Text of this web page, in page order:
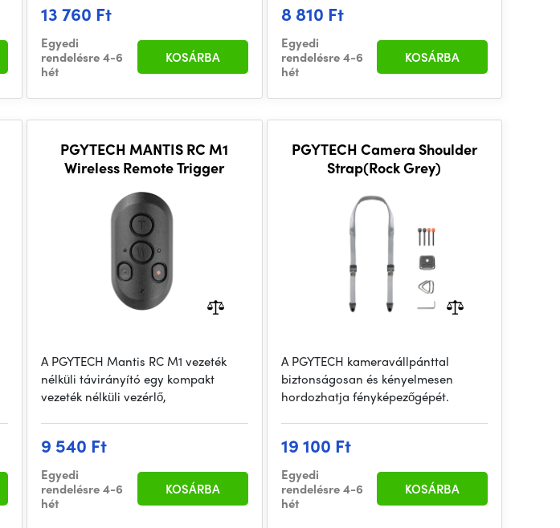
13 760 Ft
Egyedi
rendelésre 4-6
hét
KOSÁRBA
8 810 Ft
Egyedi
rendelésre 4-6
hét
KOSÁRBA
PGYTECH MANTIS RC M1
Wireless Remote Trigger
A PGYTECH Mantis RC M1 vezeték
nélküli távirányító egy kompakt
vezeték nélküli vezérlő,
9 540 Ft
Egyedi
rendelésre 4-6
hét
KOSÁRBA
PGYTECH Camera Shoulder
Strap(Rock Grey)
A PGYTECH kameravállpánttal
biztonságosan és kényelmesen
hordozhatja fényképezőgépét.
19 100 Ft
Egyedi
rendelésre 4-6
hét
KOSÁRBA